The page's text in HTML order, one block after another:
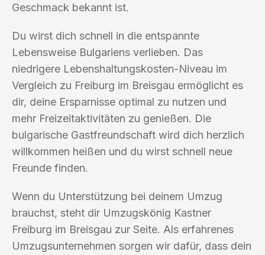
Geschmack bekannt ist.
Du wirst dich schnell in die entspannte
Lebensweise Bulgariens verlieben. Das
niedrigere Lebenshaltungskosten-Niveau im
Vergleich zu Freiburg im Breisgau ermöglicht es
dir, deine Ersparnisse optimal zu nutzen und
mehr Freizeitaktivitäten zu genießen. Die
bulgarische Gastfreundschaft wird dich herzlich
willkommen heißen und du wirst schnell neue
Freunde finden.
Wenn du Unterstützung bei deinem Umzug
brauchst, steht dir Umzugskönig Kastner
Freiburg im Breisgau zur Seite. Als erfahrenes
Umzugsunternehmen sorgen wir dafür, dass dein